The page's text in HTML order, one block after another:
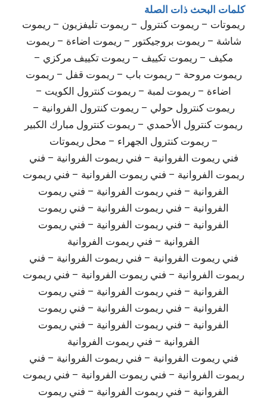
كلمات البحث ذات الصلة
ريموتات – ريموت كنترول – ريموت تليفزيون – ريموت
شاشة – ريموت بروجيكتور – ريموت اضاءة – ريموت
مكيف – ريموت تكييف – ريموت تكييف مركزي –
ريموت مروحة – ريموت باب – ريموت قفل – ريموت
اضاءة – ريموت لمبة – ريموت كنترول الكويت –
ريموت كنترول حولي – ريموت كنترول الفروانية –
ريموت كنترول الأحمدي – ريموت كنترول مبارك الكبير
– ريموت كنترول الجهراء – محل ريموتات
فني ريموت الفروانية – فني ريموت الفروانية – فني
ريموت الفروانية – فني ريموت الفروانية – فني ريموت
الفروانية – فني ريموت الفروانية – فني ريموت
الفروانية – فني ريموت الفروانية – فني ريموت
الفروانية – فني ريموت الفروانية – فني ريموت
الفروانية – فني ريموت الفروانية
فني ريموت الفروانية – فني ريموت الفروانية – فني
ريموت الفروانية – فني ريموت الفروانية – فني ريموت
الفروانية – فني ريموت الفروانية – فني ريموت
الفروانية – فني ريموت الفروانية – فني ريموت
الفروانية – فني ريموت الفروانية – فني ريموت
الفروانية – فني ريموت الفروانية
فني ريموت الفروانية – فني ريموت الفروانية – فني
ريموت الفروانية – فني ريموت الفروانية – فني ريموت
الفروانية – فني ريموت الفروانية – فني ريموت